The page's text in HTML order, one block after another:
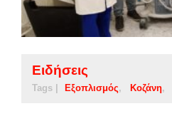
Ειδήσεις
Tags | Εξοπλισμός Κοζάνη